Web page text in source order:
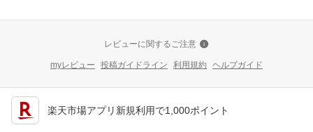
レビューに関するご注意
myレビュー 投稿ガイドライン 利用規約 ヘルプガイド
楽天市場アプリ新規利用で1,000ポイント